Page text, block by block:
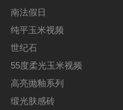
南法假日
纯平玉米视频
世纪石
55度柔光玉米视频
高亮抛釉系列
缎光肤感砖